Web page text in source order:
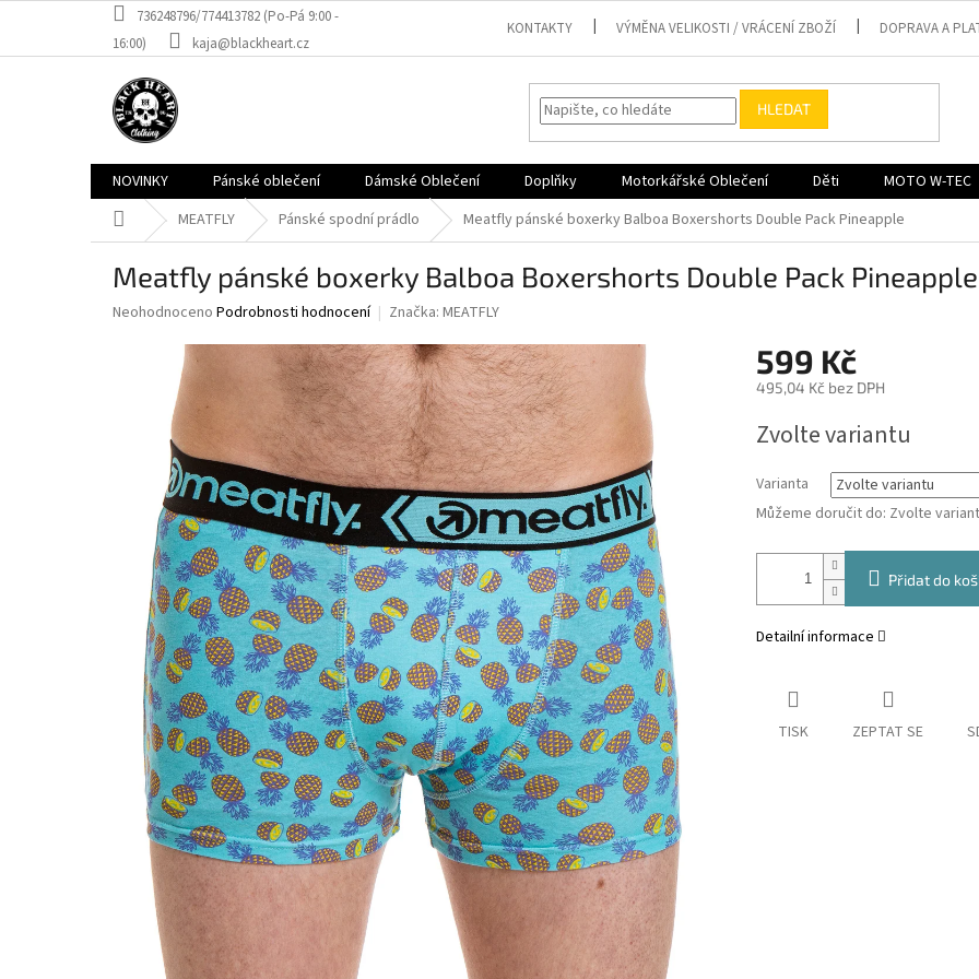
obsah
736248796/774413782 (Po-Pá 9:00 -
16:00)
kaja@blackheart.cz
KONTAKTY VÝMĚNA VELIKOSTI / VRÁCENÍ ZBOŽÍ DOPRAVA A
HLEDAT
NOVINKY Pánské oblečení Dámské Oblečení Doplňky Motorkářské Oblečení Děti MOTO W-TEC
Domů MEATFLY Pánské spodní prádlo Meatfly pánské boxerky Balboa Boxershorts Double Pack Pineapple
Meatfly pánské boxerky Balboa Boxershorts Double Pack Pineapple
Průměrné
hvězdiček.
Neohodnoceno Podrobnosti hodnocení Značka: MEATFLY
599 Kč
495,04 Kč bez DPH
cena:
Zvolte variantu
Varianta
Můžeme doručit do: Zvolte
Přidat do
Detailní informace
TISK ZEPTAT SE